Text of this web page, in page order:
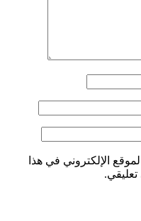
الإلكتروني في هذا
تعليقي.